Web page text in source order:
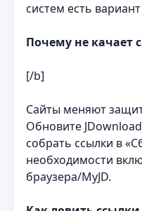
систем есть вариант
Почему не качает
[/b]
Сайты меняют
Обновите
собрать ссылки в
необходимости
браузера/MyJD.